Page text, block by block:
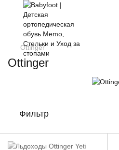
Ottinger
Ottinger
Фильтр